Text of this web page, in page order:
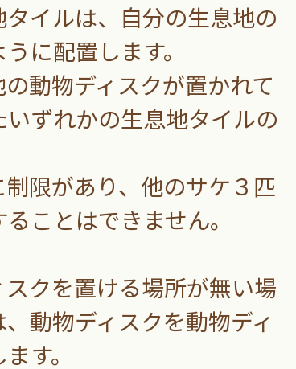
イルは、自分の生息地の
に配置します。
動物ディスクが置かれて
ずれかの生息地タイルの
限があり、他のサケ３匹
ことはできません。
クを置ける場所が無い場
動物ディスクを動物ディ
す。